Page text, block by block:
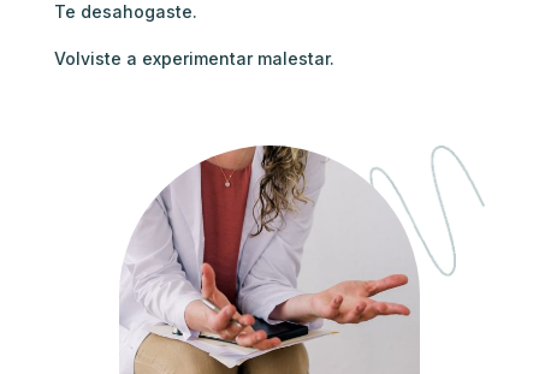
Te desahogaste.
Volviste a experimentar malestar.